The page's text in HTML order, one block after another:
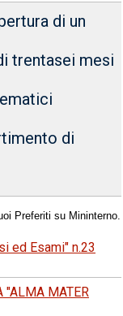
di un
trentasei mesi
di
Preferiti su Mininterno.
ed Esami" n.23
"ALMA MATER